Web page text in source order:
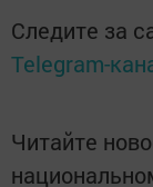
Следите за
Telegram-
Читайте